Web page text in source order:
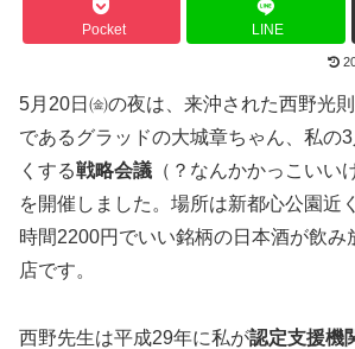
Pocket LINE
5月20日㈮の夜は、来沖された西野光
であるグラッドの大城章ちゃん、私の
くする戦略会議 （？なんかかっこいい
を開催しました。場所は新都心公園近
時間2200円でいい銘柄の日本酒が飲み
店です。
西野先生は平成29年に私が認定支援機